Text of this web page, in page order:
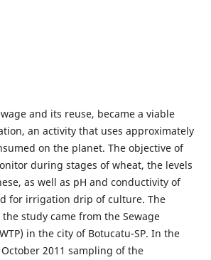
and its reuse, became a viable
an activity that uses approximately
on the planet. The objective of
during stages of wheat, the levels
as well as pH and conductivity of
for irrigation drip of culture. The
study came from the Sewage
in the city of Botucatu-SP. In the
2011 sampling of the